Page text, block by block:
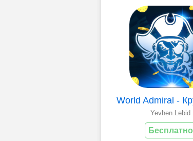
Yevhen Lebid
Бесплатно